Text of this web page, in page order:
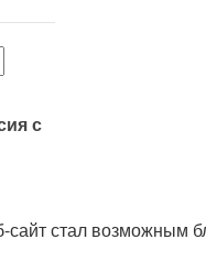
с
стал возможным